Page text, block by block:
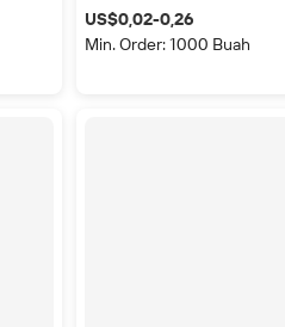
Pancing Blister, Kotak
Perlengkapan Pancing,
Umpan Pancing Clamshell
US$0,02-0,26
Min. Order: 1000 Buah